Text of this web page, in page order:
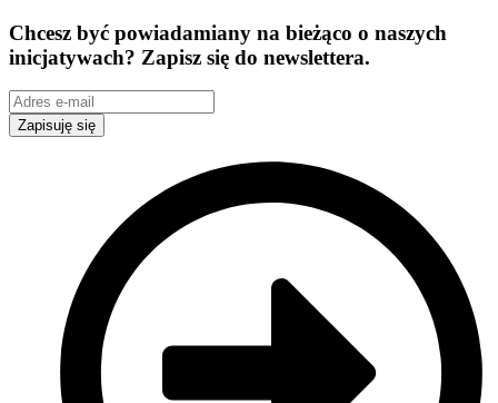
Chcesz być powiadamiany na bieżąco o naszych
inicjatywach? Zapisz się do newslettera.
Zapisuję się